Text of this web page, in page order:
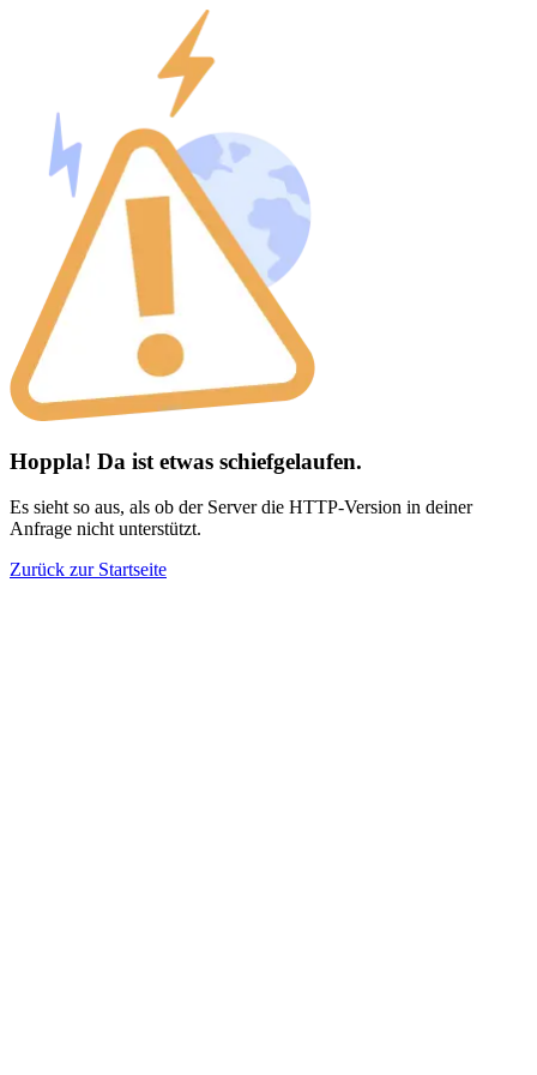
Hoppla! Da ist etwas schiefgelaufen.
Es sieht so aus, als ob der Server die HTTP-Version in deiner
Anfrage nicht unterstützt.
Zurück zur Startseite